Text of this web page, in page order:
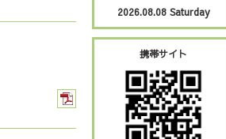
2026.08.08 Saturday
携帯サイト